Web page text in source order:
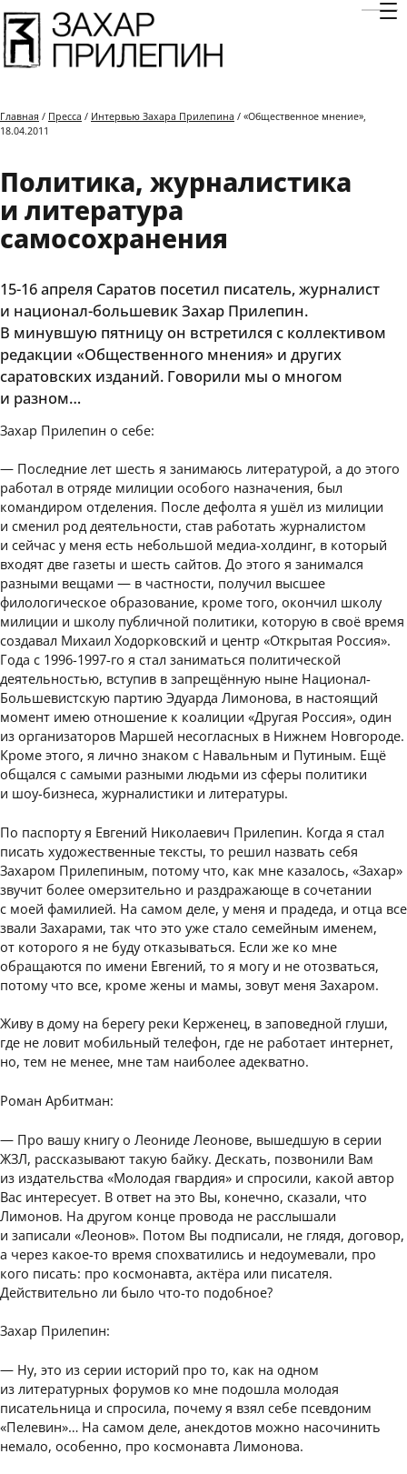
Главная / Пресса / Интервью Захара Прилепина / «Общественное мнение»,
18.04.2011
Политика, журналистика
и литература
самосохранения
15-16 апреля Саратов посетил писатель, журналист
и национал-большевик Захар Прилепин.
В минувшую пятницу он встретился с коллективом
редакции «Общественного мнения» и других
саратовских изданий. Говорили мы о многом
и разном…
Захар Прилепин о себе:
— Последние лет шесть я занимаюсь литературой, а до этого
работал в отряде милиции особого назначения, был
командиром отделения. После дефолта я ушёл из милиции
и сменил род деятельности, став работать журналистом
и сейчас у меня есть небольшой медиа-холдинг, в который
входят две газеты и шесть сайтов. До этого я занимался
разными вещами — в частности, получил высшее
филологическое образование, кроме того, окончил школу
милиции и школу публичной политики, которую в своё время
создавал Михаил Ходорковский и центр «Открытая Россия».
Года с 1996-1997-го я стал заниматься политической
деятельностью, вступив в запрещённую ныне Национал-
Большевистскую партию Эдуарда Лимонова, в настоящий
момент имею отношение к коалиции «Другая Россия», один
из организаторов Маршей несогласных в Нижнем Новгороде.
Кроме этого, я лично знаком с Навальным и Путиным. Ещё
общался с самыми разными людьми из сферы политики
и шоу-бизнеса, журналистики и литературы.
По паспорту я Евгений Николаевич Прилепин. Когда я стал
писать художественные тексты, то решил назвать себя
Захаром Прилепиным, потому что, как мне казалось, «Захар»
звучит более омерзительно и раздражающе в сочетании
с моей фамилией. На самом деле, у меня и прадеда, и отца все
звали Захарами, так что это уже стало семейным именем,
от которого я не буду отказываться. Если же ко мне
обращаются по имени Евгений, то я могу и не отозваться,
потому что все, кроме жены и мамы, зовут меня Захаром.
Живу в дому на берегу реки Керженец, в заповедной глуши,
где не ловит мобильный телефон, где не работает интернет,
но, тем не менее, мне там наиболее адекватно.
Роман Арбитман:
— Про вашу книгу о Леониде Леонове, вышедшую в серии
ЖЗЛ, рассказывают такую байку. Дескать, позвонили Вам
из издательства «Молодая гвардия» и спросили, какой автор
Вас интересует. В ответ на это Вы, конечно, сказали, что
Лимонов. На другом конце провода не расслышали
и записали «Леонов». Потом Вы подписали, не глядя, договор,
а через какое-то время спохватились и недоумевали, про
кого писать: про космонавта, актёра или писателя.
Действительно ли было что-то подобное?
Захар Прилепин:
— Ну, это из серии историй про то, как на одном
из литературных форумов ко мне подошла молодая
писательница и спросила, почему я взял себе псевдоним
«Пелевин»… На самом деле, анекдотов можно насочинить
немало, особенно, про космонавта Лимонова.